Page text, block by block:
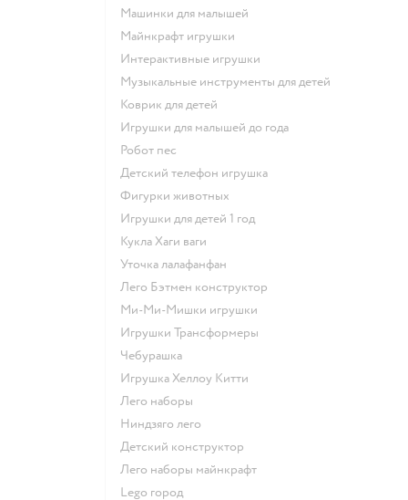
Машинки для малышей
Майнкрафт игрушки
Интерактивные игрушки
Музыкальные инструменты для детей
Коврик для детей
Игрушки для малышей до года
Робот пес
Детский телефон игрушка
Фигурки животных
Игрушки для детей 1 год
Кукла Хаги ваги
Уточка лалафанфан
Лего Бэтмен конструктор
Ми-Ми-Мишки игрушки
Игрушки Трансформеры
Чебурашка
Игрушка Хеллоу Китти
Лего наборы
Ниндзяго лего
Детский конструктор
Лего наборы майнкрафт
Lego город